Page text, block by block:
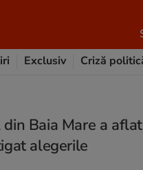
Exclusiv Criză
Baia Mare a
alegerile